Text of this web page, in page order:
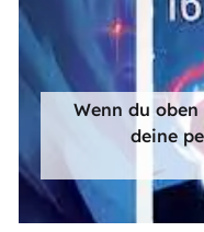
Wenn du
deine